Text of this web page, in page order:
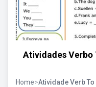
Atividades Verbo
Home>Atividade Verb To